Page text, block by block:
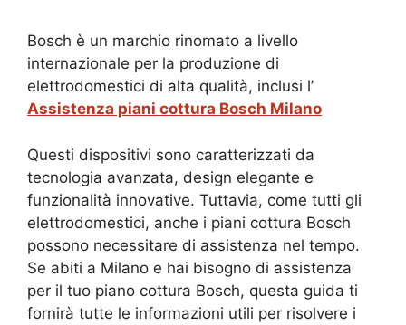
Bosch è un marchio rinomato a livello
internazionale per la produzione di
elettrodomestici di alta qualità, inclusi l’
Assistenza piani cottura Bosch Milano
Questi dispositivi sono caratterizzati da
tecnologia avanzata, design elegante e
funzionalità innovative. Tuttavia, come tutti gli
elettrodomestici, anche i piani cottura Bosch
possono necessitare di assistenza nel tempo.
Se abiti a Milano e hai bisogno di assistenza
per il tuo piano cottura Bosch, questa guida ti
fornirà tutte le informazioni utili per risolvere i